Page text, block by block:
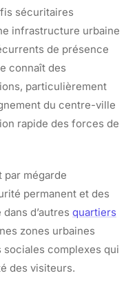
sécuritaires
infrastructure urbaine
de présence
connaît des
particulièrement
du centre-ville
rapide des forces de
par mégarde
permanent et des
d’autres quartiers
zones urbaines
complexes qui
des visiteurs.